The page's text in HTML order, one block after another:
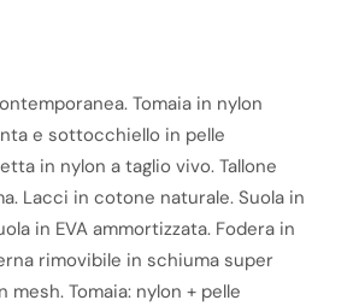
Tomaia in nylon
e sottocchiello in pelle
in nylon a taglio vivo. Tallone
Lacci in cotone naturale. Suola in
in EVA ammortizzata. Fodera in
rimovibile in schiuma super
mesh. Tomaia: nylon + pelle